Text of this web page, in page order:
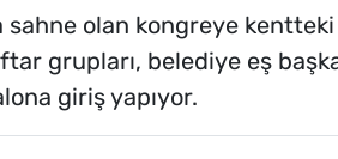
sahne olan kongreye
grupları, belediye eş
giriş yapıyor.